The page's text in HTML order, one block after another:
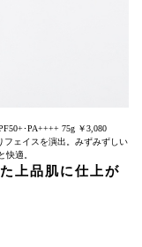
･PA++++ 75g ￥3,080
フェイスを演出。みずみずしい
快適。
上品肌に仕上が